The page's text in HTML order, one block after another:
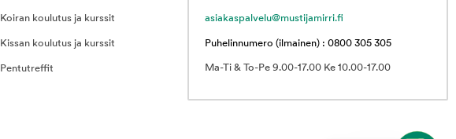
Koiran koulutus ja kurssit
Kissan koulutus ja kurssit
Pentutreffit
asiakaspalvelu@mustijamirri.fi
Puhelinnumero (ilmainen) : 0800 305 305
Ma-Ti & To-Pe 9.00-17.00 Ke 10.00-17.00